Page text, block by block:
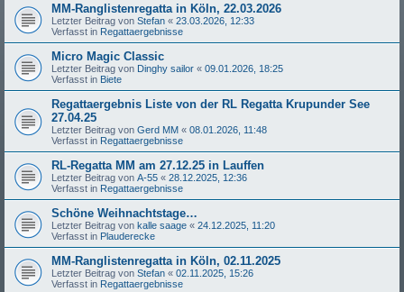
MM-Ranglistenregatta in Köln, 22.03.2026
Letzter Beitrag von Stefan « 23.03.2026, 12:33
Verfasst in Regattaergebnisse
Micro Magic Classic
Letzter Beitrag von Dinghy sailor « 09.01.2026, 18:25
Verfasst in Biete
Regattaergebnis Liste von der RL Regatta Krupunder See
27.04.25
Letzter Beitrag von Gerd MM « 08.01.2026, 11:48
Verfasst in Regattaergebnisse
RL-Regatta MM am 27.12.25 in Lauffen
Letzter Beitrag von A-55 « 28.12.2025, 12:36
Verfasst in Regattaergebnisse
Schöne Weihnachtstage…
Letzter Beitrag von kalle saage « 24.12.2025, 11:20
Verfasst in Plauderecke
MM-Ranglistenregatta in Köln, 02.11.2025
Letzter Beitrag von Stefan « 02.11.2025, 15:26
Verfasst in Regattaergebnisse